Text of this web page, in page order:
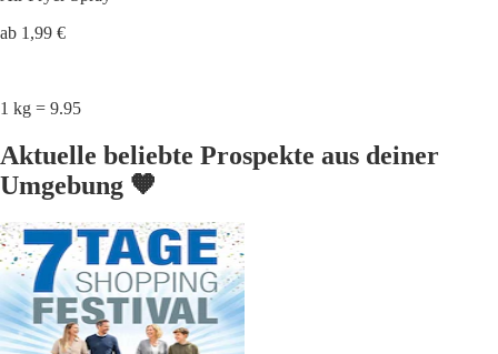
ab 1,99 €
1 kg = 9.95
Aktuelle beliebte Prospekte aus deiner
Umgebung 🧡